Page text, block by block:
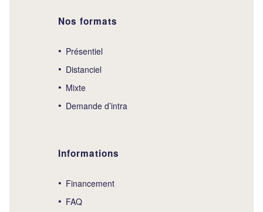
Nos formats
Présentiel
Distanciel
Mixte
Demande d’intra
Informations
Financement
FAQ